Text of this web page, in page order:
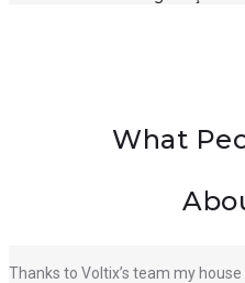
What
Thanks to Voltix’s team my